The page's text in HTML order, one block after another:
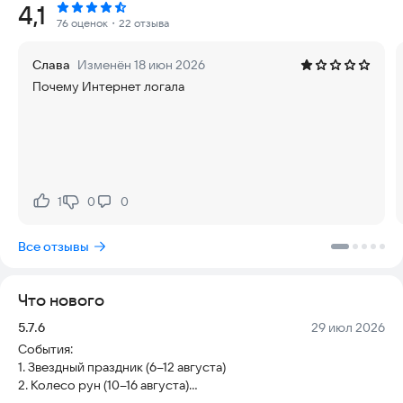
военную стратегию. Вам предстоит создать свое
королевство, нанять легендарных героев, построить
хозяйство, производить еду, собирать ресурсы,
исследовать технологии, расширять территорию,
Особенности игры:
Простой дизайн: игра проста в управлении, вы можете
Реальные сражения: совершенно новый способ занять
игр.
Постройте собственную империю: вы можете улучшать
улучшать героев и делать свое королевство более
могущественным.
Игра избранных героев: все герои обладают уникальными
Рейтинг:
4,1 76 оценок ・22 отзыва
Слава Изменён 18 июн 2026
Почему Интернет логала
Нравится:
1Не нравится:
0 0
Все отзывы
Что нового
Версия:
5.7.6 Дата:
29 июл 2026
События:
1. Звездный праздник (6–12 августа)
2. Колесо рун (10–16 августа)